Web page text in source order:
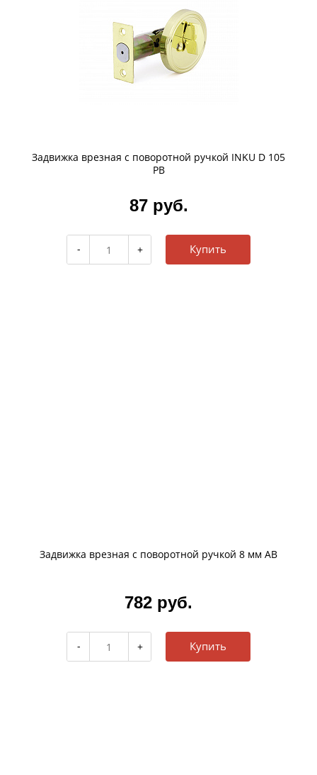
Задвижка врезная с поворотной ручкой INKU D 105
РВ
87 руб.
Купить
Задвижка врезная с поворотной ручкой 8 мм AB
782 руб.
Купить